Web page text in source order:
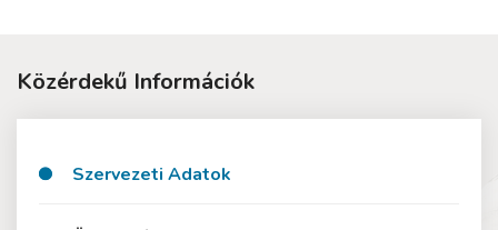
Közérdekű Információk
Szervezeti Adatok